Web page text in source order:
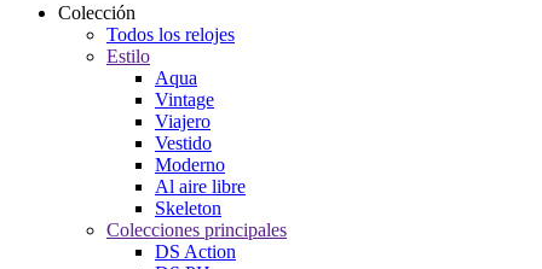
Colección
Todos los relojes
Estilo
Aqua
Vintage
Viajero
Vestido
Moderno
Al aire libre
Skeleton
Colecciones principales
DS Action